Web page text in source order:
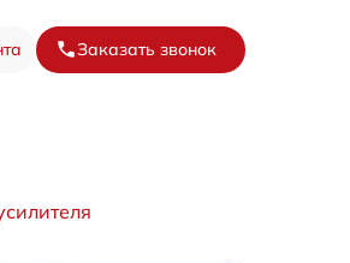
Заказать звонок